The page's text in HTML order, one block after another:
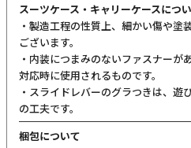
スーツケース・キャリーケースにつ
・製造工程の性質上、細かい傷や塗
ございます。
・内装につまみのないファスナーが
対応時に使用されるものです。
・スライドレバーのグラつきは、遊
の工夫です。
梱包について